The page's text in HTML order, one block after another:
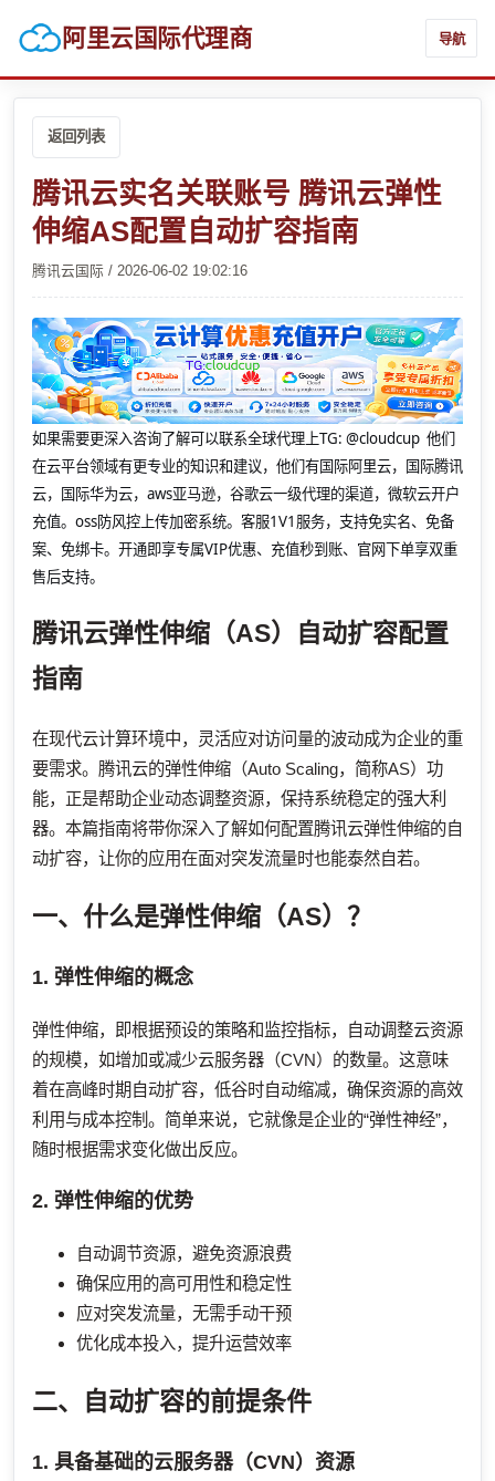
阿里云国际代理商 导航
返回列表
腾讯云实名关联账号 腾讯云弹性
伸缩AS配置自动扩容指南
腾讯云国际 / 2026-06-02 19:02:16
如果需要更深入咨询了解可以联系全球代理上TG: @cloudcup 他们
在云平台领域有更专业的知识和建议，他们有国际阿里云，国际腾讯
云，国际华为云，aws亚马逊，谷歌云一级代理的渠道，微软云开户
充值。oss防风控上传加密系统。客服1V1服务，支持免实名、免备
案、免绑卡。开通即享专属VIP优惠、充值秒到账、官网下单享双重
售后支持。
腾讯云弹性伸缩（AS）自动扩容配置
指南
在现代云计算环境中，灵活应对访问量的波动成为企业的重
要需求。腾讯云的弹性伸缩（Auto Scaling，简称AS）功
能，正是帮助企业动态调整资源，保持系统稳定的强大利
器。本篇指南将带你深入了解如何配置腾讯云弹性伸缩的自
动扩容，让你的应用在面对突发流量时也能泰然自若。
一、什么是弹性伸缩（AS）？
1. 弹性伸缩的概念
弹性伸缩，即根据预设的策略和监控指标，自动调整云资源
的规模，如增加或减少云服务器（CVN）的数量。这意味
着在高峰时期自动扩容，低谷时自动缩减，确保资源的高效
利用与成本控制。简单来说，它就像是企业的“弹性神经”，
随时根据需求变化做出反应。
2. 弹性伸缩的优势
自动调节资源，避免资源浪费
确保应用的高可用性和稳定性
应对突发流量，无需手动干预
优化成本投入，提升运营效率
二、自动扩容的前提条件
1. 具备基础的云服务器（CVN）资源